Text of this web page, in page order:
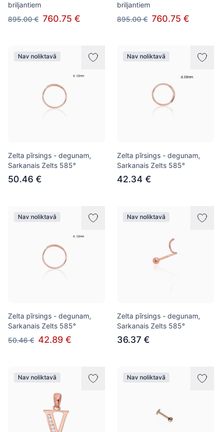
briljantiem
895.00 € 760.75 €
briljantiem
895.00 € 760.75 €
Nav noliktavā
Zelta pīrsings - degunam,
Sarkanais Zelts 585°
50.46 €
Nav noliktavā
Zelta pīrsings - degunam,
Sarkanais Zelts 585°
42.34 €
Nav noliktavā
Zelta pīrsings - degunam,
Sarkanais Zelts 585°
50.46 € 42.89 €
Nav noliktavā
Zelta pīrsings - degunam,
Sarkanais Zelts 585°
36.37 €
Nav noliktavā Nav noliktavā